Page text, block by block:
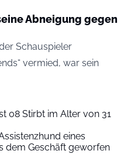
Abneigung gegen
Schauspieler
vermied, war sein
08 Stirbt im Alter von 31
eines
dem Geschäft geworfen